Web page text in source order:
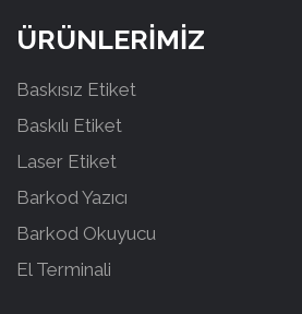
ÜRÜNLERİMİZ
Baskısız Etiket
Baskılı Etiket
Laser Etiket
Barkod Yazıcı
Barkod Okuyucu
El Terminali